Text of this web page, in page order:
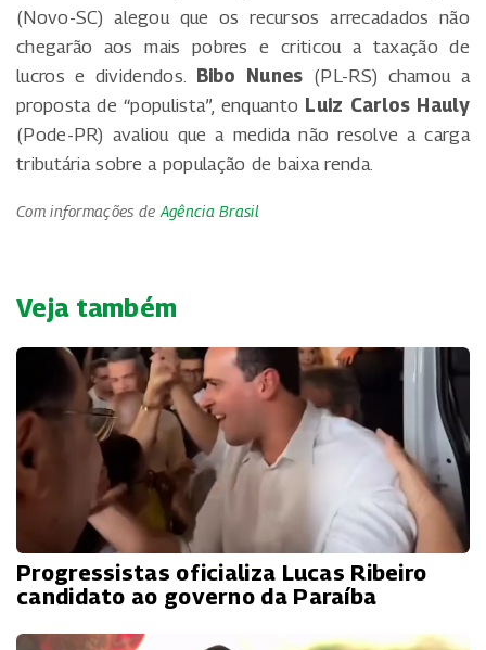
(Novo-SC) alegou que os recursos arrecadados não
chegarão aos mais pobres e criticou a taxação de
lucros e dividendos. Bibo Nunes (PL-RS) chamou a
proposta de “populista”, enquanto Luiz Carlos Hauly
(Pode-PR) avaliou que a medida não resolve a carga
tributária sobre a população de baixa renda.
Com informações de Agência Brasil
Veja também
Progressistas oficializa Lucas Ribeiro
candidato ao governo da Paraíba